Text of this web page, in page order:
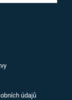
údajů